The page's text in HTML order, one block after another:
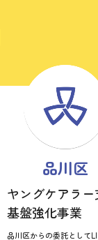
品川区
ヤングケアラ
基盤強化事業
品川区からの委託として